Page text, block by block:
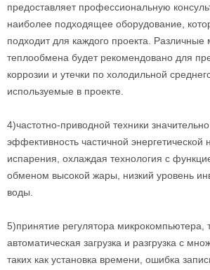
предоставляет профессиональную
наиболее подходящее оборудование,
подходит для каждого проекта. Различные
теплообмена будет рекомендовано для
коррозии и утечки по холодильной
используемые в проекте.
4)частотно-приводной техники
эффективность частичной энергетической
испарения, охлаждая технология с
обменом высокой жары, низкий уровень
воды.
5)принятие регулятора микрокомпьютера,
автоматическая загрузка и разгрузка с
таких как установка времени, ошибка